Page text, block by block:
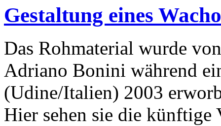
Gestaltung eines
Das Rohmaterial wurde
Adriano Bonini während
(Udine/Italien) 2003
Hier sehen sie die künftige